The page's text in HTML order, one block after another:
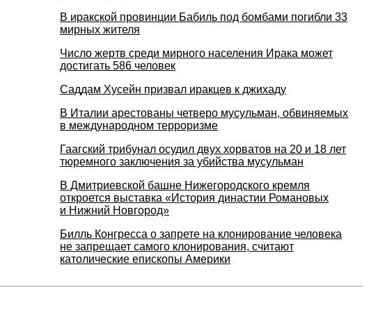
В иракской провинции Бабиль под бомбами погибли 33
мирных жителя
Число жертв среди мирного населения Ирака может
достигать 586 человек
Саддам Хусейн призвал иракцев к джихаду
В Италии арестованы четверо мусульман, обвиняемых
в международном терроризме
Гаагский трибунал осудил двух хорватов на 20 и 18 лет
тюремного заключения за убийства мусульман
В Дмитриевской башне Нижегородского кремля
откроется выставка «История династии Романовых
и Нижний Новгород»
Билль Конгресса о запрете на клонирование человека
не запрещает самого клонирования, считают
католические епископы Америки